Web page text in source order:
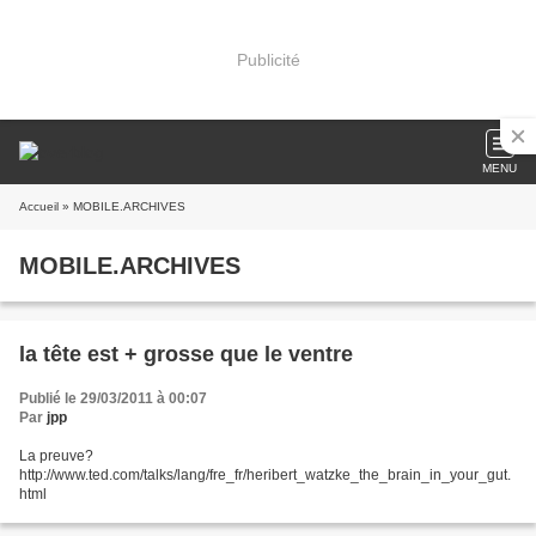
Publicité
MENU
Accueil » MOBILE.ARCHIVES
MOBILE.ARCHIVES
la tête est + grosse que le ventre
Publié le 29/03/2011 à 00:07
Par jpp
La preuve?
http://www.ted.com/talks/lang/fre_fr/heribert_watzke_the_brain_in_your_gut.
html